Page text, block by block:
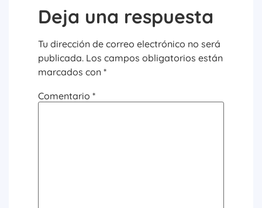
Deja una respuesta
Tu dirección de correo electrónico no será
publicada. Los campos obligatorios están
marcados con *
Comentario *